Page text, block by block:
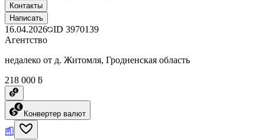
Контакты
Написать
16.04.2026 ID 3970139
Агентство
недалеко от д. Житомля, Гродненская область
218 000 ƃ
Конвертер валют